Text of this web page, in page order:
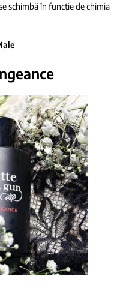
schimbă în funcție de chimia